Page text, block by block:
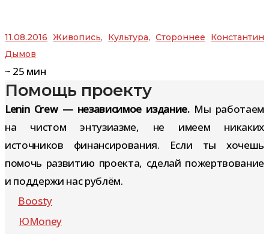
11.08.2016 Живопись, Культура, Стороннее
Константин
Дымов
~ 25 мин
Помощь проекту
Lenin Crew — независимое издание.Мы работаем
на чистом энтузиазме, не имеем никаких
источников финансирования. Если ты хочешь
помочь развитию проекта, сделай пожертвование
и поддержи нас рублём.
Boosty
ЮMoney